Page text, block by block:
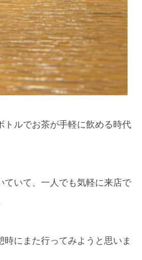
トルでお茶が手軽に飲める時代
ていて、一人でも気軽に来店で
にまた行ってみようと思いま